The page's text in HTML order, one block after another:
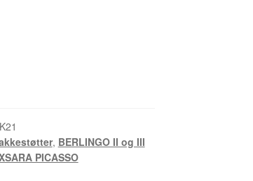
, BERLINGO II og III
PICASSO